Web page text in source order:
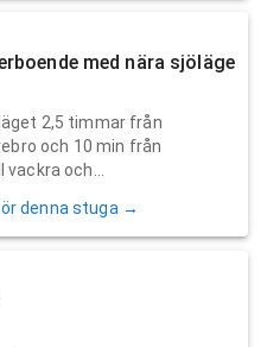
med nära sjöläge
2,5 timmar från
och 10 min från
och...
denna stuga →